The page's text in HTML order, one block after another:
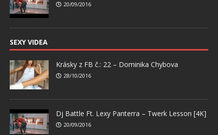
20/09/2016
SEXY VIDEA
Krásky z FB č.: 22 – Dominika Chybova
28/10/2016
Dj Battle Ft. Lexy Panterra – Twerk Lesson [4K]
20/09/2016